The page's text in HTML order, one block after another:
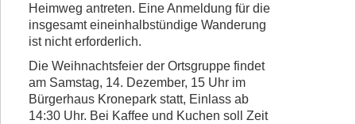
Heimweg antreten. Eine Anmeldung für die
insgesamt eineinhalbstündige Wanderung
ist nicht erforderlich.
Die Weihnachtsfeier der Ortsgruppe findet
am Samstag, 14. Dezember, 15 Uhr im
Bürgerhaus Kronepark statt, Einlass ab
14:30 Uhr. Bei Kaffee und Kuchen soll Zeit